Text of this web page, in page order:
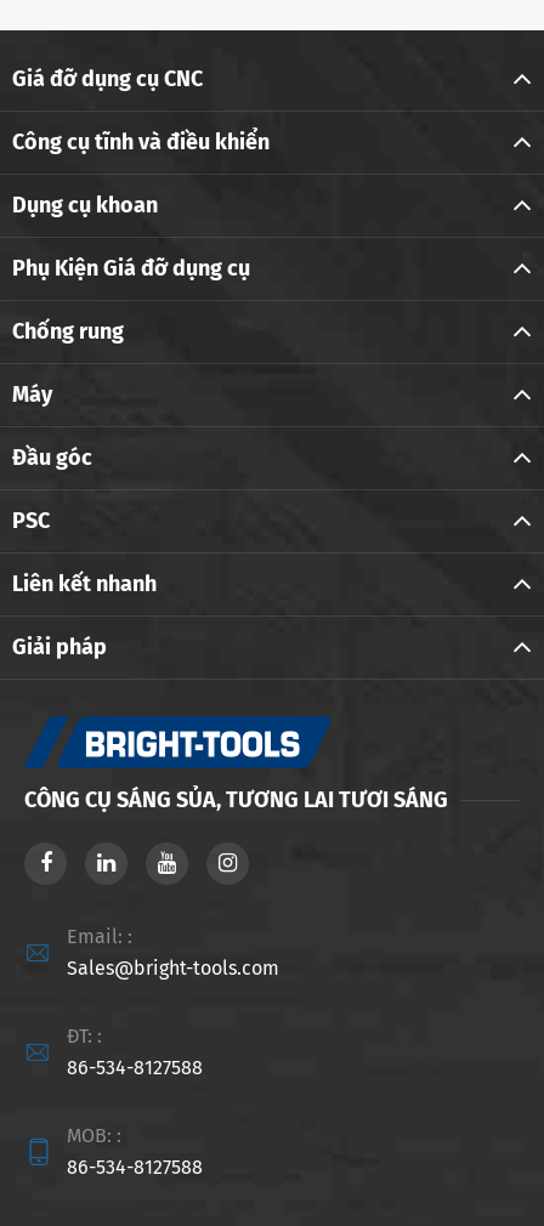
Giá đỡ dụng cụ CNC
Công cụ tĩnh và điều khiển
Dụng cụ khoan
Phụ Kiện Giá đỡ dụng cụ
Chống rung
Máy
Đầu góc
PSC
Liên kết nhanh
Giải pháp
CÔNG CỤ SÁNG SỦA, TƯƠNG LAI TƯƠI SÁNG

Email: :
Sales@bright-tools.com

ĐT: :
86-534-8127588

MOB: :
86-534-8127588